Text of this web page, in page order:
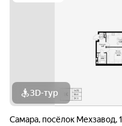
3D-тур
Самара, посёлок Мехзавод,